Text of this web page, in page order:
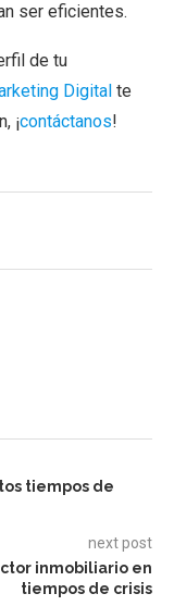
ser eficientes.
de tu
Digital te
¡contáctanos!
tiempos de
next post
inmobiliario en
tiempos de crisis